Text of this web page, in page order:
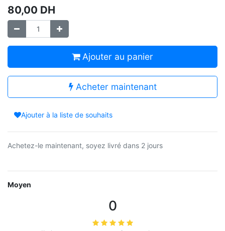
80,00 DH
Ajouter au panier
Acheter maintenant
Ajouter à la liste de souhaits
Achetez-le maintenant, soyez livré dans 2 jours
Moyen
0